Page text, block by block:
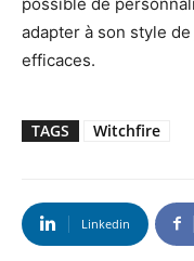
adapter à son style
efficaces.
TAGS Witchfire
Linkedin